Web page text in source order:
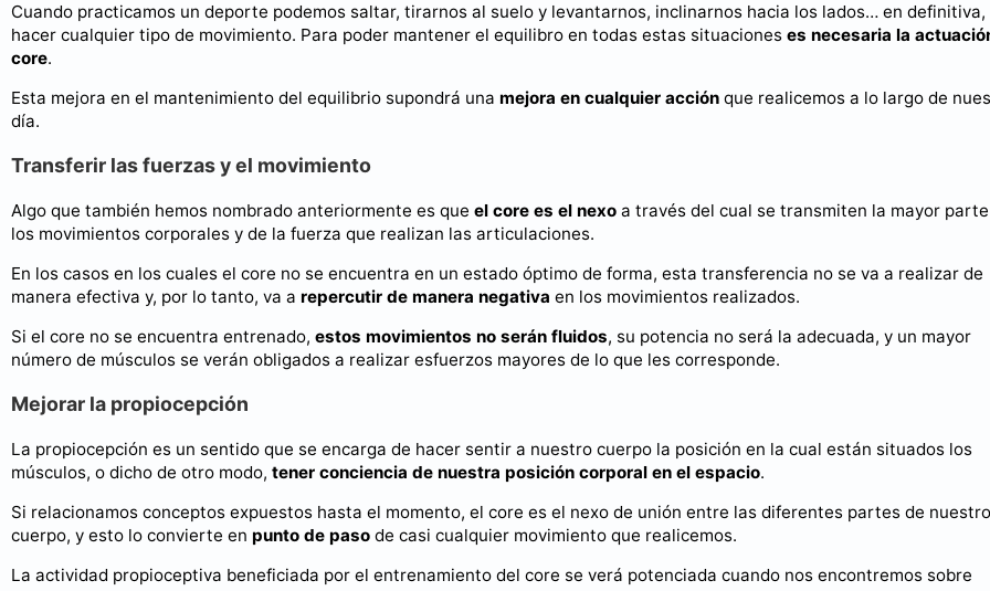
Cuando practicamos un deporte podemos saltar, tirarnos al suelo y levantarnos, inclinarnos hacia los lados… en definitiva,
hacer cualquier tipo de movimiento. Para poder mantener el equilibro en todas estas situaciones es necesaria la
core.
Esta mejora en el mantenimiento del equilibrio supondrá una mejora en cualquier acción que realicemos a lo largo de
día.
Transferir las fuerzas y el movimiento
Algo que también hemos nombrado anteriormente es que el core es el nexo a través del cual se transmiten la mayor
los movimientos corporales y de la fuerza que realizan las articulaciones.
En los casos en los cuales el core no se encuentra en un estado óptimo de forma, esta transferencia no se va a realizar de
manera efectiva y, por lo tanto, va a repercutir de manera negativa en los movimientos realizados.
Si el core no se encuentra entrenado, estos movimientos no serán fluidos, su potencia no será la adecuada, y un mayor
número de músculos se verán obligados a realizar esfuerzos mayores de lo que les corresponde.
Mejorar la propiocepción
La propiocepción es un sentido que se encarga de hacer sentir a nuestro cuerpo la posición en la cual están situados los
músculos, o dicho de otro modo, tener conciencia de nuestra posición corporal en el espacio.
Si relacionamos conceptos expuestos hasta el momento, el core es el nexo de unión entre las diferentes partes de nuestro
cuerpo, y esto lo convierte en punto de paso de casi cualquier movimiento que realicemos.
La actividad propioceptiva beneficiada por el entrenamiento del core se verá potenciada cuando nos encontremos sobre